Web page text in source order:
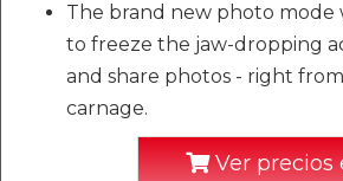
The brand new photo mode
to freeze the jaw-dropping
and share photos - right
carnage.
Ver precios